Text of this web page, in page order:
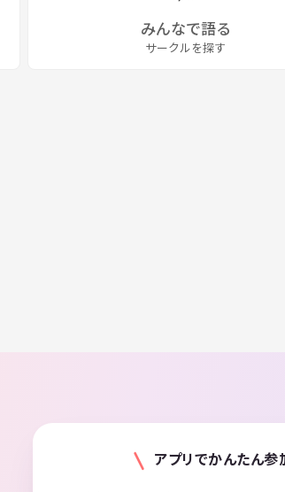
みんなで語る
サークルを探す
アプリでかんたん参